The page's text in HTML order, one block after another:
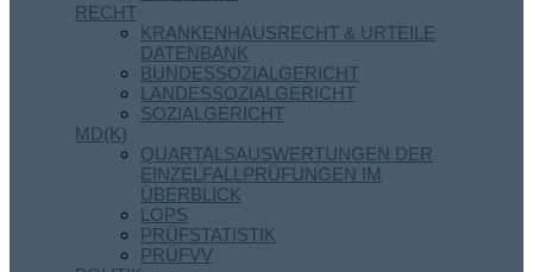
RECHT
KRANKENHAUSRECHT & URTEILE
DATENBANK
BUNDESSOZIALGERICHT
LANDESSOZIALGERICHT
SOZIALGERICHT
MD(K)
QUARTALSAUSWERTUNGEN DER
EINZELFALLPRÜFUNGEN IM
ÜBERBLICK
LOPS
PRÜFSTATISTIK
PRÜFVV